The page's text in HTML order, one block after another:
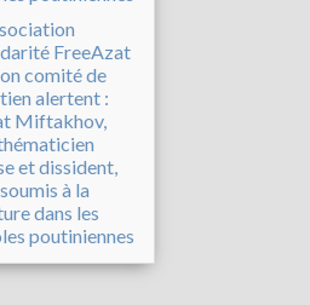
FreeAzat
comité de
alertent :
Miftakhov,
et dissident,
à la
dans les
poutiniennes